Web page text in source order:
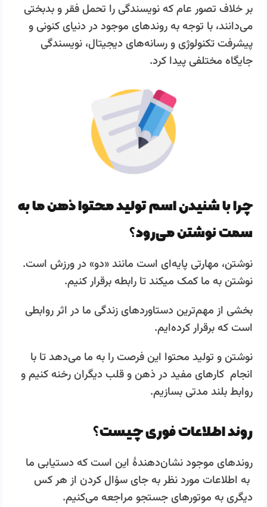
بر خلاف تصور عام که نویسندگی را تحمل فقر و بدبختی
می‌دانند، با توجه به روندهای موجود در دنیای کنونی و
پیشرفت تکنولوژی و رسانه‌های دیجیتال، نویسندگی
جایگاه مختلفی پیدا کرد.
چرا با شنیدن اسم تولید محتوا ذهن ما به
سمت نوشتن می‌رود؟
نوشتن، مهارتی پایه‌ای است مانند «دو» در ورزش است.
نوشتن به ما کمک میکند تا رابطه برقرار کنیم.
بخشی از مهم‌ترین دستاوردهای زندگی ما در اثر روابطی
است که برقرار کرده‌ایم.
نوشتن و تولید محتوا این فرصت را به ما می‌دهد تا با
انجام کارهای مفید در ذهن و قلب دیگران رخنه کنیم و
روابط بلند مدتی بسازیم.
روند اطلاعات فوری چیست؟
روندهای موجود نشان­‌دهندۀ این است که دستیابی ما
به اطلاعات مورد نظر به جای سؤال کردن از هر کس
دیگری به موتورهای جستجو مراجعه می­‌کنیم.